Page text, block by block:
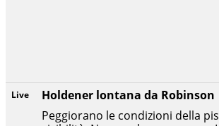
Live
Holdener lontana da Robinson
Peggiorano le condizioni della